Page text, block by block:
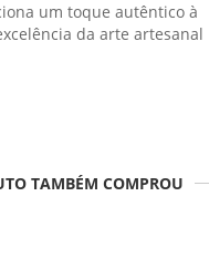
um toque autêntico à
da arte artesanal
TAMBÉM COMPROU